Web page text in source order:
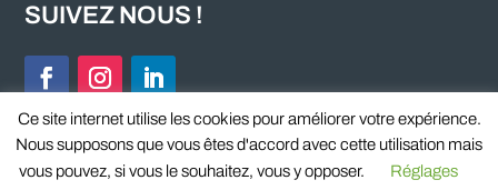
SUIVEZ NOUS !
Ce site internet utilise les cookies pour améliorer votre expérience.
Nous supposons que vous êtes d'accord avec cette utilisation mais
vous pouvez, si vous le souhaitez, vous y opposer.
Réglages